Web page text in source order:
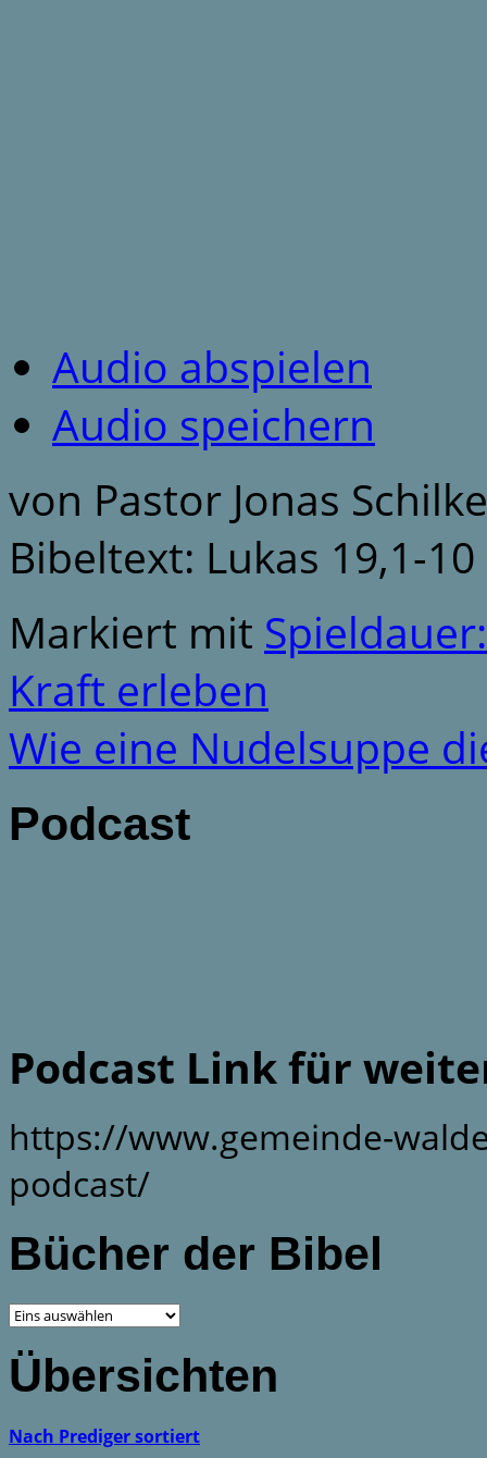
Audio abspielen
Audio speichern
von Pastor Jonas Schilke
Bibeltext: Lukas 19,1-10
Markiert mit
Kraft erleben
Wie eine Nudelsuppe
Podcast
Podcast Link für
https://www.gemeinde-
podcast/
Bücher der Bibel
Übersichten
Nach Prediger sortiert